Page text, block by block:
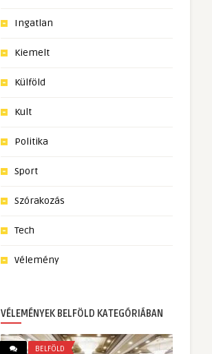
Ingatlan
Kiemelt
Külföld
Kult
Politika
Sport
Szórakozás
Tech
Vélemény
VÉLEMÉNYEK BELFÖLD KATEGÓRIÁBAN
BELFÖLD